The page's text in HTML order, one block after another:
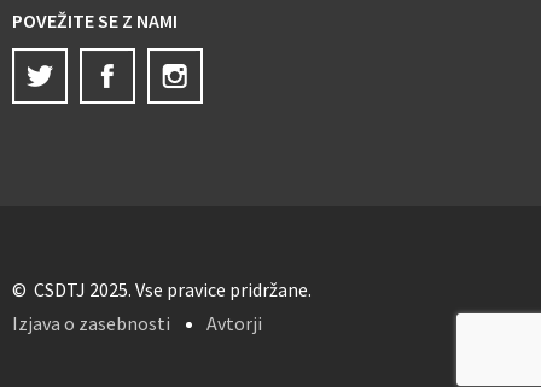
POVEŽITE SE Z NAMI
Twitter
Facebook
© CSDTJ 2025. Vse pravice pridržane.
Izjava o zasebnosti
Avtorji